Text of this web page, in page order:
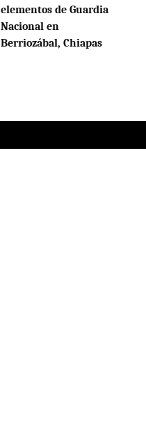
elementos de Guardia
Nacional en
Berriozábal, Chiapas